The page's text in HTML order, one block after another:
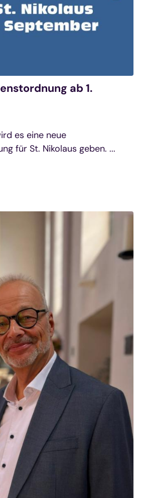
ab 1.
es eine neue
für St. Nikolaus geben. ...